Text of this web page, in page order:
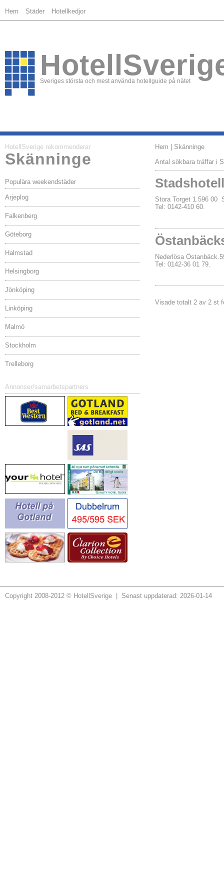
Hem Städer Hotellkedjor
Sveriges största och mest använda hotellguide på nätet
HotellSverige rekommenderar
Skänninge
Populära weekendstäder
Arjeplog
Falkenberg
Göteborg
Halmstad
Helsingborg
Jönköping
Linköping
Malmö
Stockholm
Trelleborg
Annonser/samarbetspartners
Hem | Skänninge
Antal sökbara träffar i
Stora Torget 1.596 00
Tel: 0142-410 60.
Nederlösa
Tel: 0142-36 01 79.
Visade totalt 2 av 2 st
Copyright 2008-2012 © HotellSverige | Senast uppdaterad: 2026-01-14